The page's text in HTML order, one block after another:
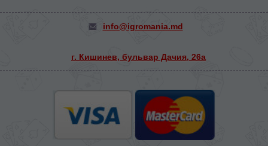
info@igromania.md
г. Кишинев, бульвар Дачия, 26а